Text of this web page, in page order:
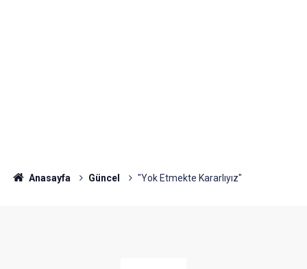
Anasayfa Güncel "Yok Etmekte Kararlıyız"